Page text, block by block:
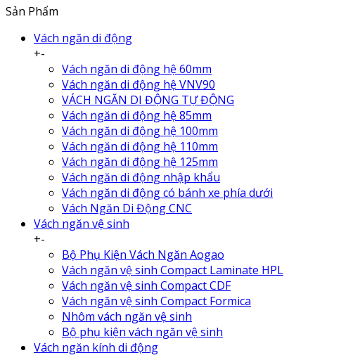
Sản Phẩm
Vách ngăn di động
+-
Vách ngăn di động hệ 60mm
Vách ngăn di động hệ VNV90
VÁCH NGĂN DI ĐỘNG TỰ ĐỘNG
Vách ngăn di động hệ 85mm
Vách ngăn di động hệ 100mm
Vách ngăn di động hệ 110mm
Vách ngăn di động hệ 125mm
Vách ngăn di động nhập khẩu
Vách ngăn di động có bánh xe phía dưới
Vách Ngăn Di Động CNC
Vách ngăn vệ sinh
+-
Bộ Phụ Kiện Vách Ngăn Aogao
Vách ngăn vệ sinh Compact Laminate HPL
Vách ngăn vệ sinh Compact CDF
Vách ngăn vệ sinh Compact Formica
Nhôm vách ngăn vệ sinh
Bộ phụ kiện vách ngăn vệ sinh
Vách ngăn kính di động